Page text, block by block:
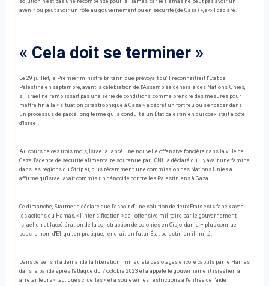
solution n'est pas une récompense pour le Hamas, car le Hamas ne peut pas avoir un
avenir ou peut avoir un rôle au gouvernement ou en sécurité (de Gaza) », a-t-il déclaré.
« Cela doit se terminer »
Le 29 juillet, le Premier ministre britannique prévoyait qu'il reconnaîtrait l'État de
Palestine en septembre, avant la célébration de l'Assemblée générale des Nations Unies,
si Israël ne remplissait pas une série de conditions, comme prendre des mesures pour
mettre fin à la « situation catastrophique à Gaza », a décret un fort feu ou s'engager dans
un processus de paix à long terme qui a conduit à un État palestinien qui coexistait à côté
d'Israel.
Au cours de ces trois mois, Israël a lancé une nouvelle offensive foncière dans la ville de
Gaza, l'agence de sécurité alimentaire soutenue par l'ONU a déclaré qu'il y avait une famine
dans les régions du Strip et, plus récemment, une commission des Nations Unies a
affirmé qu'Israël avait commis un génocide contre les Palestiniens à Gaza.
Ce dimanche, Starmer a déclaré que l'espoir d'une solution de deux États est « fané » avec
les actions du Hamas, « l'intensification » de l'offensive militaire par le gouvernement
israélien et l'accélération de la construction de colonies en Cisjordanie – plus connue
sous le nom d'E1, qui, en pratique, rendrait un futur État palestinien illimité.
Dans ce sens, il a demandé la libération immédiate des otages encore captifs par le Hamas
dans la bande après l'attaque du 7 octobre 2023 et a appelé le gouvernement israélien à
arrêter leurs « tactiques cruelles » et à soulever les restrictions à l'entrée de l'aide